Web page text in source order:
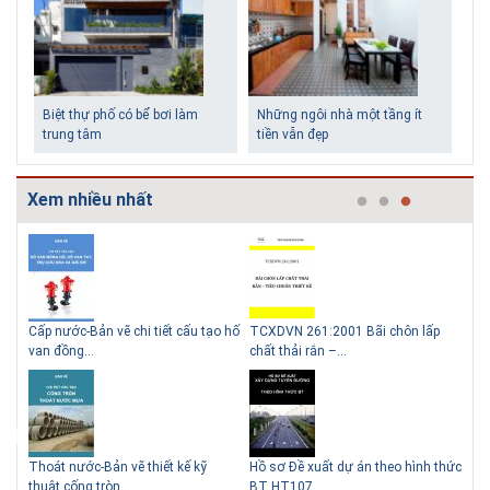
Biệt thự phố có bể bơi làm
trung tâm
Những ngôi nhà một tầng ít
tiền vẫn đẹp
Lý do nên sử dụng gạch block
để xây nhà
Thiết kế nhà siêu nhỏ độc đáo
Xem nhiều nhất
Cấp nước-Bản vẽ chi tiết cấu tạo hố
van đồng...
Thoát nước-Bản vẽ thiết kế kỹ
TCXDVN 261:2001 Bãi chôn lấp
chất thải rắn –...
Hồ sơ Đề xuất dự án theo hình thức